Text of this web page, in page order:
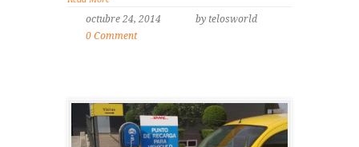
octubre 24, 2014
by telosworld
0 Comment